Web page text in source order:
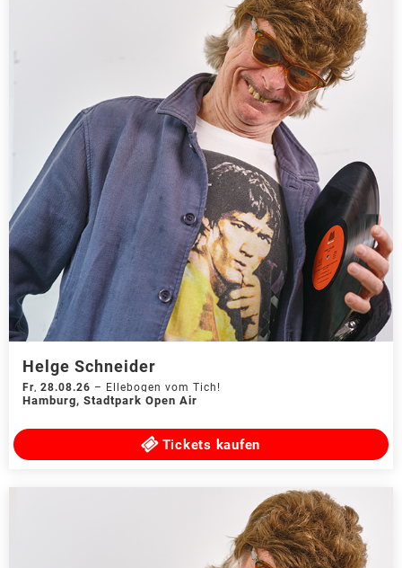
Helge Schneider
Fr, 28.08.26 – Ellebogen vom Tich!
Hamburg, Stadtpark Open Air
Tickets kaufen